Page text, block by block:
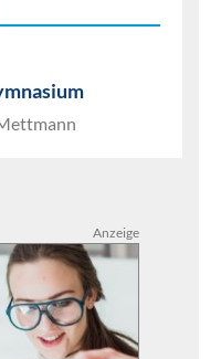
Anzeige